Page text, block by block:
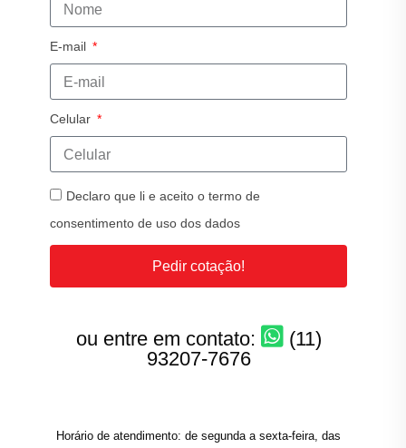
E-mail
Celular
Declaro que li e aceito o termo de
consentimento de uso dos dados
Pedir cotação!
ou entre em contato:
(11)
93207-7676
Horário de atendimento: de segunda a sexta-feira, das